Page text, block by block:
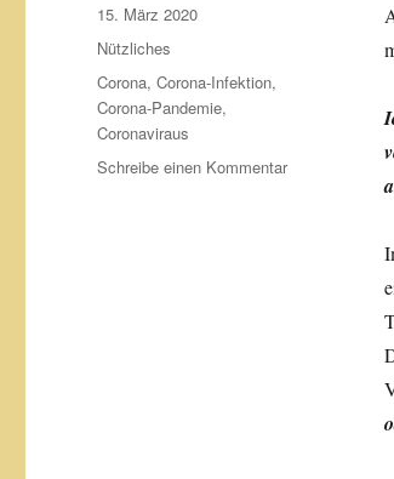
Veröffentlicht
am
15. März 2020
Kategorien
Nützliches
Schlagwörter
Corona,Corona-Infektion,
Corona-Pandemie,
Coronaviraus
Schreibe einen Kommentarzu